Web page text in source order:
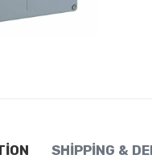
SHIPPING &